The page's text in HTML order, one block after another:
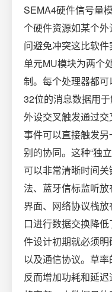
SEMA4硬件信号量
个硬件资源如某个
问避免冲突这比软
单元MU模块为两个
制。每个处理器都
32位的消息数据用于
外设交叉触发通过
事件可以直接触发
别的协同。这种“独
可以非常清晰时间
法、蓝牙信标监听
界面、网络协议栈
口进行数据交换降
件设计初期就必须
以及通信协议。草
反而增加功耗和延